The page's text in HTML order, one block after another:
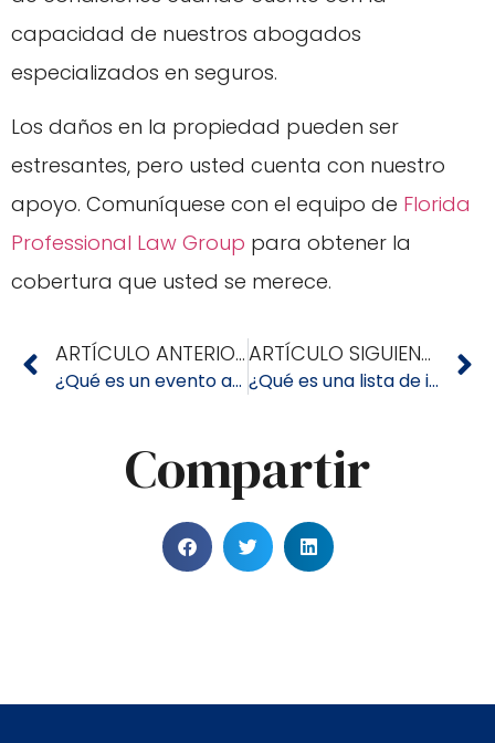
capacidad de nuestros abogados
especializados en seguros.
Los daños en la propiedad pueden ser
estresantes, pero usted cuenta con nuestro
apoyo. Comuníquese con el equipo de Florida
Professional Law Group para obtener la
cobertura que usted se merece.
ARTÍCULO ANTERIOR
¿Qué es un evento asegurado en Florida?
ARTÍCULO SIGUIENTE
¿Qué es una lista de inventario de contenido y por qué la necesita?
Compartir